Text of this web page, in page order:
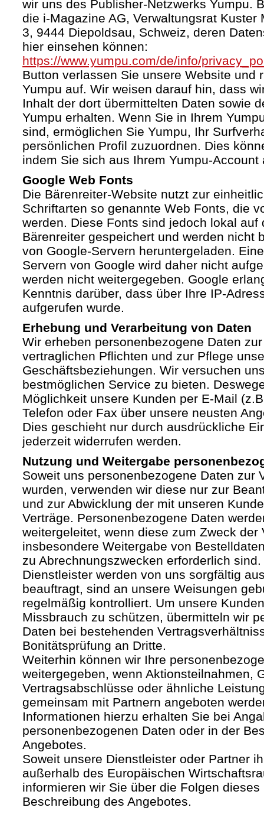
wir uns des Publisher-Netzwerks Yumpu.
die i-Magazine AG, Verwaltungsrat Kuster
3, 9444 Diepoldsau, Schweiz, deren
hier einsehen können:
https://www.yumpu.com/de/info/
Button verlassen Sie unsere Website und
Yumpu auf. Wir weisen darauf hin, dass
Inhalt der dort übermittelten Daten sowie
Yumpu erhalten. Wenn Sie in Ihrem
sind, ermöglichen Sie Yumpu, Ihr
persönlichen Profil zuzuordnen. Dies
indem Sie sich aus Ihrem Yumpu-Account
Google Web Fonts
Die Bärenreiter-Website nutzt zur
Schriftarten so genannte Web Fonts, die
werden. Diese Fonts sind jedoch lokal auf
Bärenreiter gespeichert und werden nicht
von Google-Servern heruntergeladen.
Servern von Google wird daher nicht
werden nicht weitergegeben. Google
Kenntnis darüber, dass über Ihre IP-
aufgerufen wurde.
Erhebung und Verarbeitung von Daten
Wir erheben personenbezogene Daten
vertraglichen Pflichten und zur Pflege
Geschäftsbeziehungen. Wir versuchen
bestmöglichen Service zu bieten.
Möglichkeit unsere Kunden per E-Mail
Telefon oder Fax über unsere neusten
Dies geschieht nur durch ausdrückliche
jederzeit widerrufen werden.
Nutzung und Weitergabe
Soweit uns personenbezogene Daten zur
wurden, verwenden wir diese nur zur
und zur Abwicklung der mit unseren
Verträge. Personenbezogene Daten
weitergeleitet, wenn diese zum Zweck der
insbesondere Weitergabe von
zu Abrechnungszwecken erforderlich
Dienstleister werden von uns sorgfältig
beauftragt, sind an unsere Weisungen
regelmäßig kontrolliert. Um unsere
Missbrauch zu schützen, übermitteln wir
Daten bei bestehenden
Bonitätsprüfung an Dritte.
Weiterhin können wir Ihre
weitergegeben, wenn Aktionsteilnahmen,
Vertragsabschlüsse oder ähnliche
gemeinsam mit Partnern angeboten
Informationen hierzu erhalten Sie bei
personenbezogenen Daten oder in der
Angebotes.
Soweit unsere Dienstleister oder Partner
außerhalb des Europäischen
informieren wir Sie über die Folgen
Beschreibung des Angebotes.